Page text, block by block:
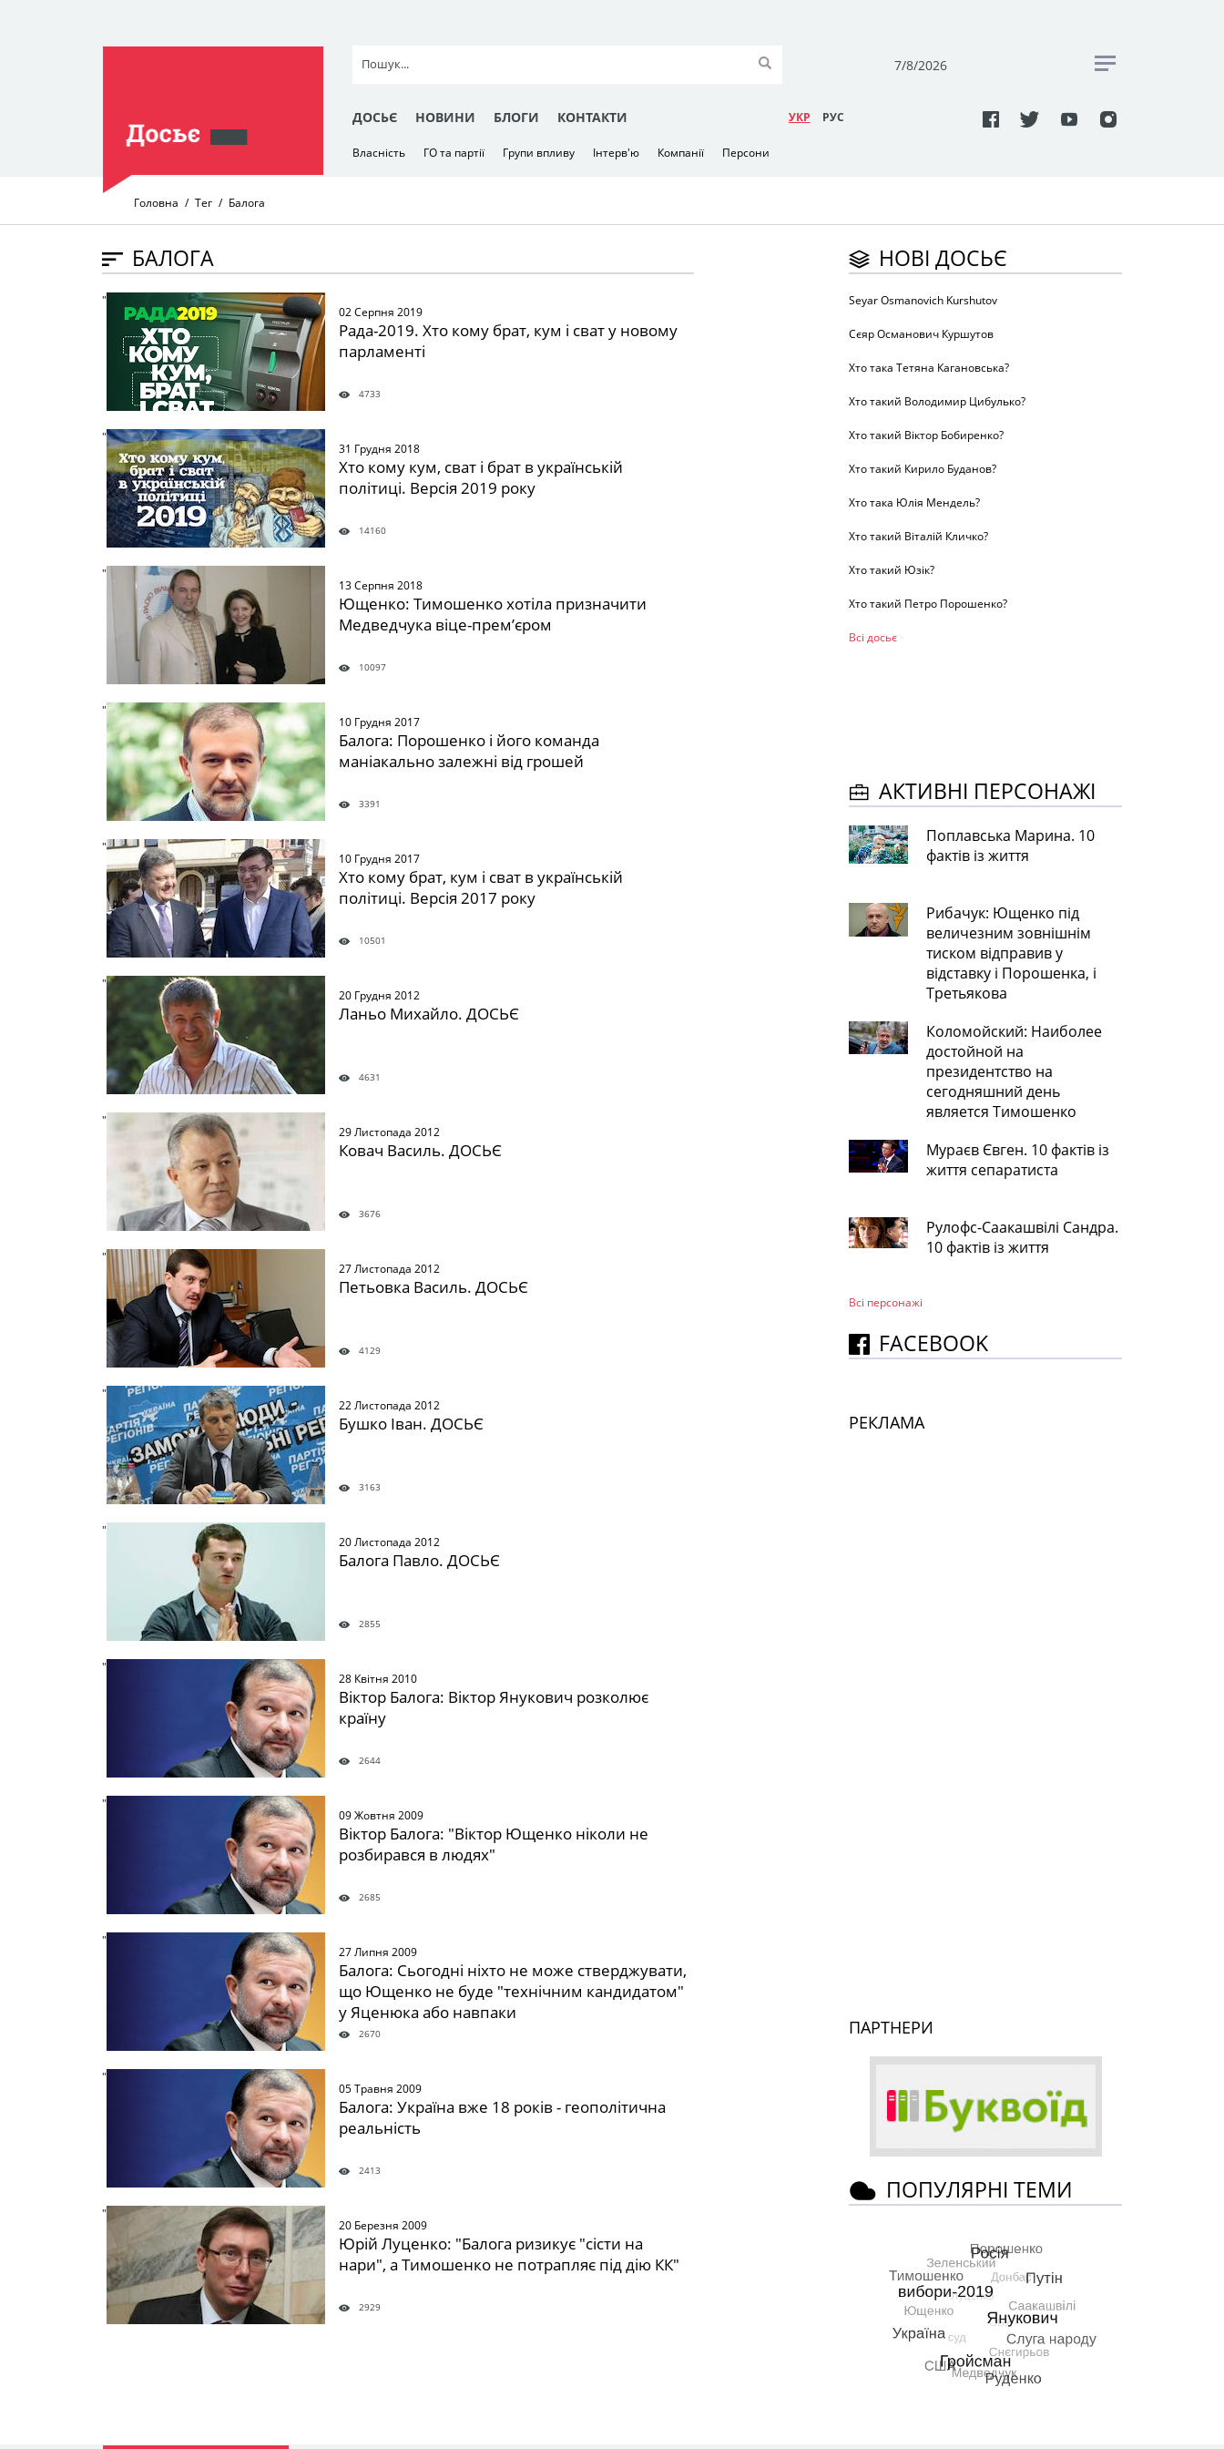
7/8/2026
ДОСЬЄ НОВИНИ БЛОГИ КОНТАКТИ УКР РУC
Власність ГО та партії Групи впливу Інтерв'ю Компанії Персони
Головна Тег Балога
БАЛОГА
" />
02 Серпня 2019
Рада-2019. Хто кому брат, кум і сват у новому
парламенті
4733
" />
31 Грудня 2018
Хто кому кум, сват і брат в українській
політиці. Версія 2019 року
14160
" />
13 Серпня 2018
Ющенко: Тимошенко хотіла призначити
Медведчука віце-прем’єром
10097
" />
10 Грудня 2017
Балога: Порошенко і його команда
маніакально залежні від грошей
3391
" />
10 Грудня 2017
Хто кому брат, кум і сват в українській
політиці. Версія 2017 року
10501
" />
20 Грудня 2012
Ланьо Михайло. ДОСЬЄ
4631
" />
29 Листопада 2012
Ковач Василь. ДОСЬЄ
3676
" />
27 Листопада 2012
Петьовка Василь. ДОСЬЄ
4129
" />
22 Листопада 2012
Бушко Іван. ДОСЬЄ
3163
" />
20 Листопада 2012
Балога Павло. ДОСЬЄ
2855
" />
28 Квітня 2010
Віктор Балога: Віктор Янукович розколює
країну
2644
" />
09 Жовтня 2009
Віктор Балога: "Віктор Ющенко ніколи не
розбирався в людях"
2685
" />
27 Липня 2009
Балога: Сьогодні ніхто не може стверджувати,
що Ющенко не буде "технічним кандидатом"
у Яценюка або навпаки
2670
" />
05 Травня 2009
Балога: Україна вже 18 років - геополітична
реальність
2413
" />
20 Березня 2009
Юрій Луценко: "Балога ризикує "сісти на
нари", а Тимошенко не потрапляє під дію КК"
2929
НОВІ ДОСЬЄ
Seyar Osmanovich Kurshutov
Сєяр Османович Куршутов
Хто така Тетяна Кагановська?
Хто такий Володимир Цибулько?
Хто такий Віктор Бобиренко?
Хто такий Кирило Буданов?
Хто така Юлія Мендель?
Хто такий Віталій Кличко?
Хто такий Юзік?
Хто такий Петро Порошенко?
Всі досьє
АКТИВНІ ПЕРСОНАЖІ
Поплавська Марина. 10
фактів із життя
Рибачук: Ющенко під
величезним зовнішнім
тиском відправив у
відставку і Порошенка, і
Третьякова
Коломойский: Наиболее
достойной на
президентство на
сегодняшний день
является Тимошенко
Мураєв Євген. 10 фактів із
життя сепаратиста
Рулофс-Саакашвілі Сандра.
10 фактів із життя
Всі персонажi
FACEBOOK
РЕКЛАМА
ПАРТНЕРИ
ПОПУЛЯРНІ ТЕМИ